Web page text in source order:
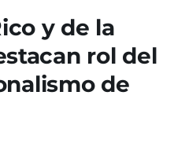
y de la
rol del
de